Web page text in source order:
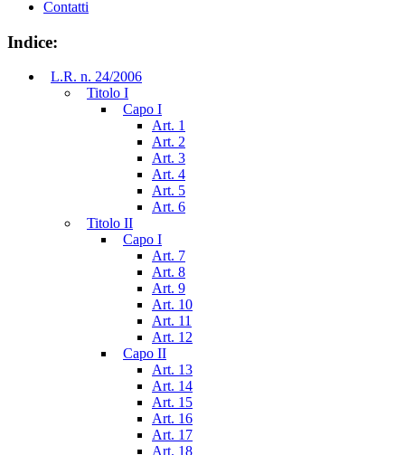
Contatti
Indice:
L.R. n. 24/2006
Titolo I
Capo I
Art. 1
Art. 2
Art. 3
Art. 4
Art. 5
Art. 6
Titolo II
Capo I
Art. 7
Art. 8
Art. 9
Art. 10
Art. 11
Art. 12
Capo II
Art. 13
Art. 14
Art. 15
Art. 16
Art. 17
Art. 18